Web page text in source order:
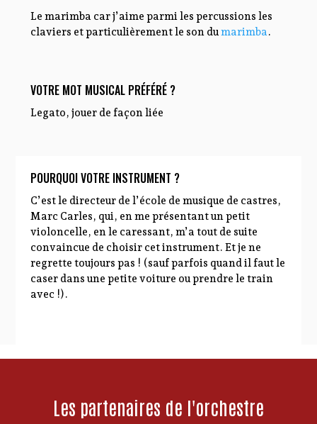
Le marimba car j’aime parmi les percussions les
claviers et particulièrement le son dumarimba.
VOTRE MOT MUSICAL PRÉFÉRÉ ?
Legato, jouer de façon liée
POURQUOI VOTRE INSTRUMENT ?
C’est le directeur de l’école de musique de castres,
Marc Carles, qui, en me présentant un petit
violoncelle, en le caressant, m’a tout de suite
convaincue de choisir cet instrument. Et je ne
regrette toujours pas ! (sauf parfois quand il faut le
caser dans une petite voiture ou prendre le train
avec !).
Les partenaires de l'orchestre